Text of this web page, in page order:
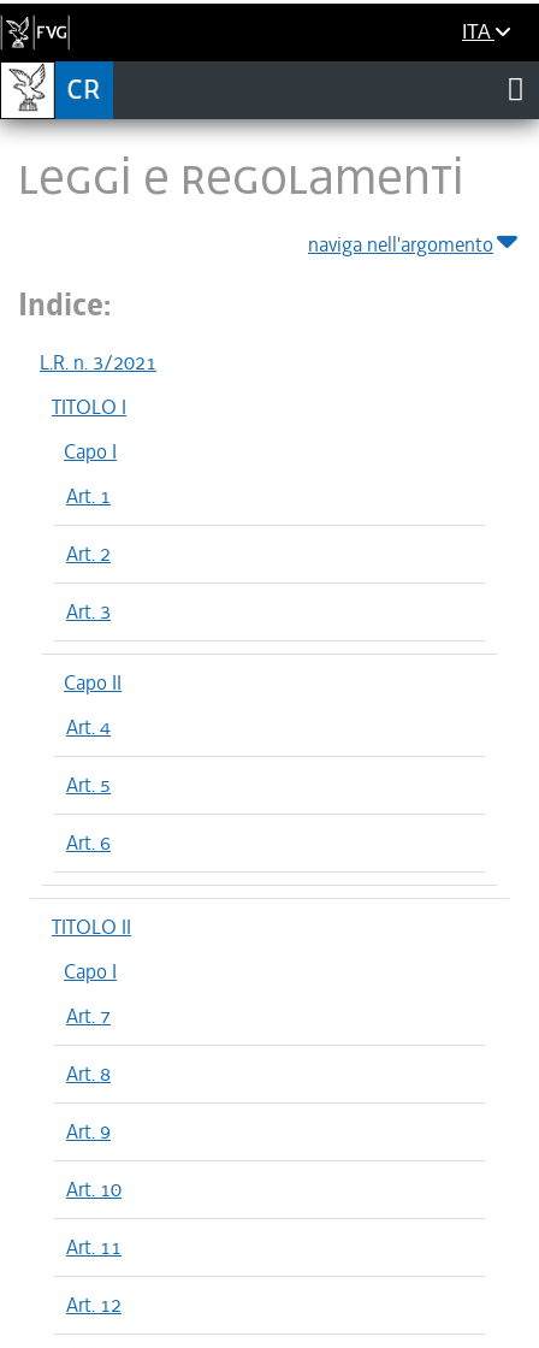
ITA
LEGGI E REGOLAMENTI
naviga nell'argomento
Indice:
L.R. n. 3/2021
TITOLO I
Capo I
Art. 1
Art. 2
Art. 3
Capo II
Art. 4
Art. 5
Art. 6
TITOLO II
Capo I
Art. 7
Art. 8
Art. 9
Art. 10
Art. 11
Art. 12